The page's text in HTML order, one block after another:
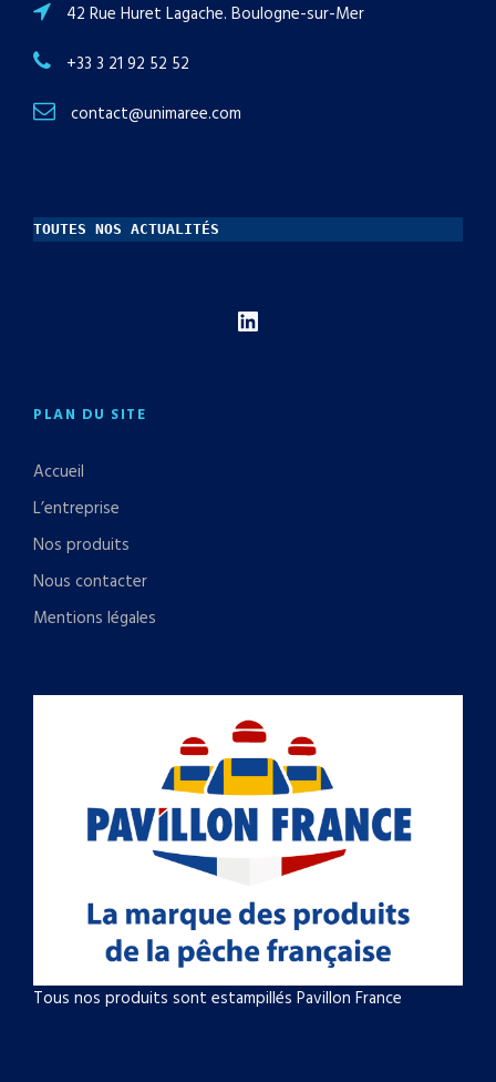
42 Rue Huret Lagache. Boulogne-sur-Mer
+33 3 21 92 52 52
contact@unimaree.com
TOUTES NOS ACTUALITÉS
LinkedIn
PLAN DU SITE
Accueil
L’entreprise
Nos produits
Nous contacter
Mentions légales
Tous nos produits sont estampillés Pavillon France